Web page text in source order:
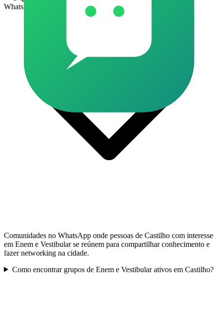
WhatsApp?
Comunidades no WhatsApp onde pessoas de Castilho com interesse
em Enem e Vestibular se reúnem para compartilhar conhecimento e
fazer networking na cidade.
Como encontrar grupos de Enem e Vestibular ativos em Castilho?